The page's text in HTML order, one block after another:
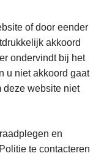
of door eender
akkoord
ondervindt bij het
u niet akkoord gaat
deze website niet
en
te contacteren